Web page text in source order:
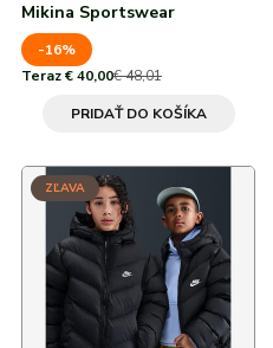
Mikina Sportswear
-16%
Teraz € 40,00€ 48,01
PRIDAŤ DO KOŠÍKA
ZĽAVA